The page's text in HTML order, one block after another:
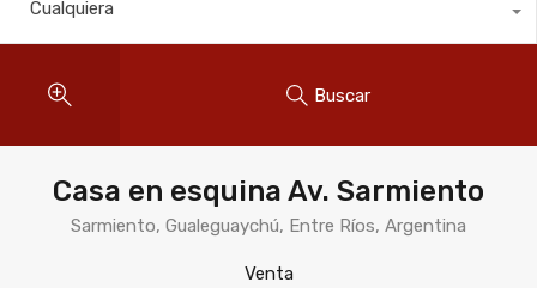
Cualquiera
Buscar
Casa en esquina Av. Sarmiento
Sarmiento, Gualeguaychú, Entre Ríos, Argentina
Venta